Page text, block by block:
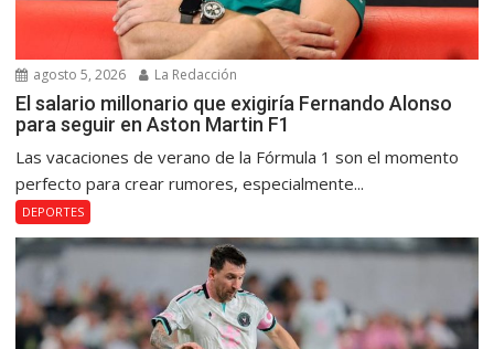
agosto 5, 2026 La Redacción
El salario millonario que exigiría Fernando Alonso
para seguir en Aston Martin F1
Las vacaciones de verano de la Fórmula 1 son el momento
perfecto para crear rumores, especialmente...
DEPORTES